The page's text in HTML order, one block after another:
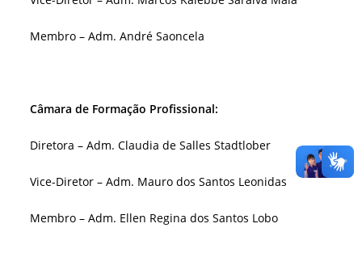
Membro – Adm. André Saoncela
Câmara de Formação Profissional:
Diretora – Adm. Claudia de Salles Stadtlober
Vice-Diretor – Adm. Mauro dos Santos Leonidas
Membro – Adm. Ellen Regina dos Santos Lobo